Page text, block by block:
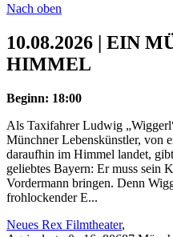
Nach oben
10.08.2026 | EIN
HIMMEL
Beginn: 18:00
Als Taxifahrer Ludwig
Münchner Lebenskünstler, von
daraufhin im Himmel landet,
geliebtes Bayern: Er muss sein
Vordermann bringen. Denn
frohlockender E...
Neues Rex Filmtheater,